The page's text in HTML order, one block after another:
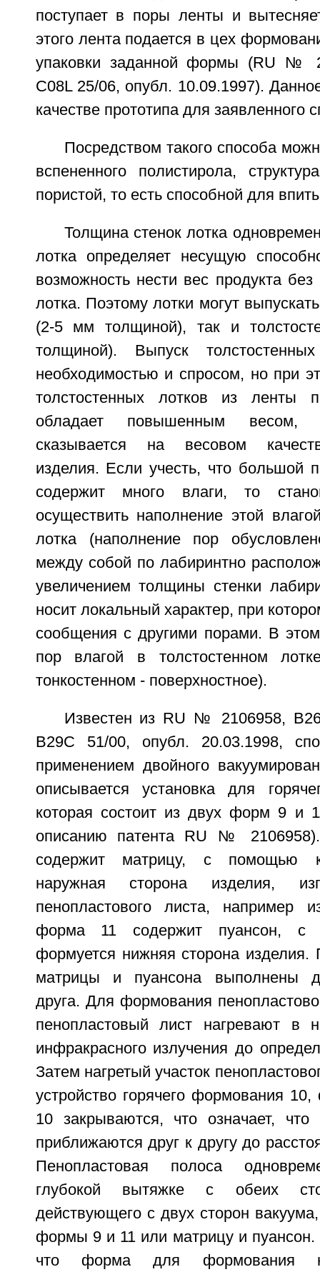
поступает в поры ленты и
этого лента подается в цех
упаковки заданной формы (RU №
C08L 25/06, опубл. 10.09.1997).
качестве прототипа для заявленного
Посредством такого способа
вспененного полистирола,
пористой, то есть способной для
Толщина стенок лотка
лотка определяет несущую
возможность нести вес продукта
лотка. Поэтому лотки могут
(2-5 мм толщиной), так и
толщиной). Выпуск
необходимостью и спросом, но при
толстостенных лотков из ленты
обладает повышенным весом,
сказывается на весовом
изделия. Если учесть, что большой
содержит много влаги, то
осуществить наполнение этой
лотка (наполнение пор
между собой по лабиринтно
увеличением толщины стенки
носит локальный характер, при
сообщения с другими порами. В
пор влагой в толстостенном
тонкостенном - поверхностное).
Известен из RU № 2106958,
B29C 51/00, опубл. 20.03.1998,
применением двойного
описывается установка для
которая состоит из двух форм 9 и
описанию патента RU №
содержит матрицу, с помощью
наружная сторона изделия,
пенопластового листа, например
форма 11 содержит пуансон, с
формуется нижняя сторона изделия.
матрицы и пуансона выполнены
друга. Для формования
пенопластовый лист нагревают в
инфракрасного излучения до
Затем нагретый участок
устройство горячего формования
10 закрываются, что означает,
приближаются друг к другу до
Пенопластовая полоса
глубокой вытяжке с обеих
действующего с двух сторон
формы 9 и 11 или матрицу и пуансон.
что форма для формования